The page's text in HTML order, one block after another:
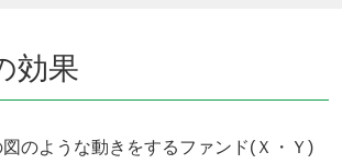
効果
のような動きをするファンド(Ｘ・Ｙ)